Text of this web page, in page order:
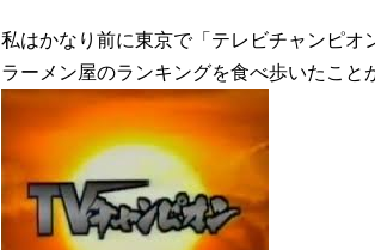
私はかなり前に東京で「テレビチャンピ
ラーメン屋のランキングを食べ歩いたこと